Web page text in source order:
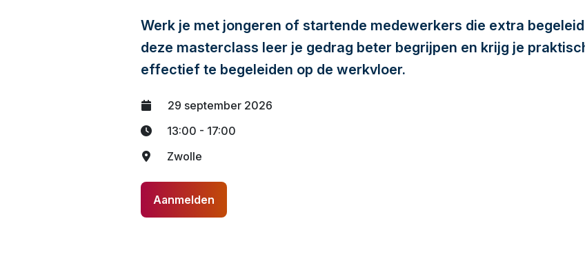
Werk je met jongeren of startende medewerkers die extra
deze masterclass leer je gedrag beter begrijpen en krijg je
effectief te begeleiden op de werkvloer.
29 september 2026
13:00 - 17:00
Zwolle
Aanmelden